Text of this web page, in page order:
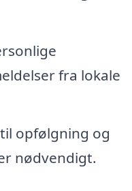
fra lokale
opfølgning og
nødvendigt.